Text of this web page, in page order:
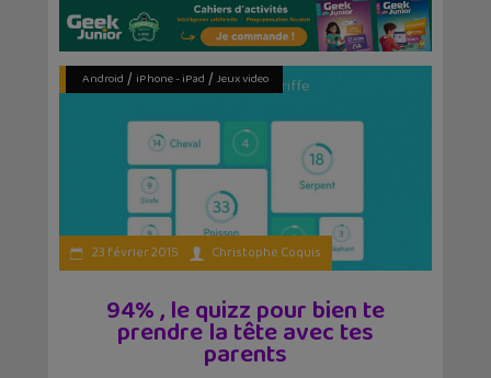
Android / iPhone - iPad / Jeux video
23 février 2015 Christophe Coquis
94% , le quizz pour bien te
prendre la tête avec tes
parents